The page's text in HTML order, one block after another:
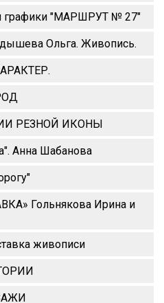
графики "МАРШРУТ № 27"
Ольга. Живопись.
РЕЗНОЙ ИКОНЫ
Анна Шабанова
Гольнякова Ирина и
живописи